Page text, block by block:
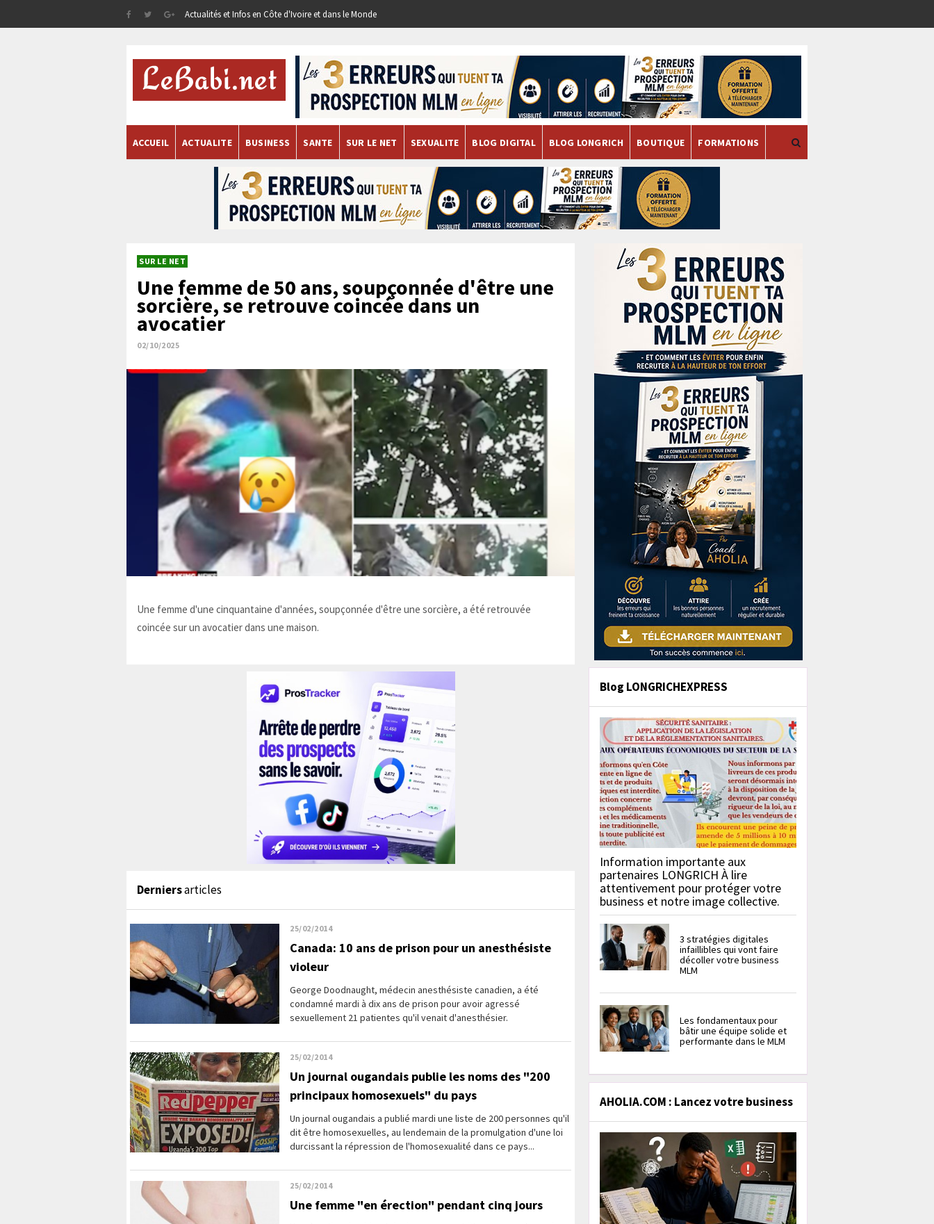
Actualités et Infos en Côte d'Ivoire et dans le Monde
ACCUEIL ACTUALITE BUSINESS SANTE SUR LE NET SEXUALITE BLOG DIGITAL BLOG LONGRICH BOUTIQUE FORMATIONS
SUR LE NET
Une femme de 50 ans, soupçonnée d'être une
sorcière, se retrouve coincée dans un
avocatier
02/10/2025
Une femme d'une cinquantaine d'années, soupçonnée d'être une sorcière, a été retrouvée
coincée sur un avocatier dans une maison.
Derniersarticles
25/02/2014
Canada: 10 ans de prison pour un anesthésiste
violeur
George Doodnaught, médecin anesthésiste canadien, a été
condamné mardi à dix ans de prison pour avoir agressé
sexuellement 21 patientes qu'il venait d'anesthésier.
25/02/2014
Un journal ougandais publie les noms des "200
principaux homosexuels" du pays
Un journal ougandais a publié mardi une liste de 200 personnes qu'il
dit être homosexuelles, au lendemain de la promulgation d'une loi
durcissant la répression de l'homosexualité dans ce pays...
25/02/2014
Une femme "en érection" pendant cinq jours
Blog LONGRICHEXPRESS
Information importante aux
partenaires LONGRICH À lire
attentivement pour protéger votre
business et notre image collective.
3 stratégies digitales
infaillibles qui vont faire
décoller votre business
MLM
Les fondamentaux pour
bâtir une équipe solide et
performante dans le MLM
AHOLIA.COM : Lancez votre business